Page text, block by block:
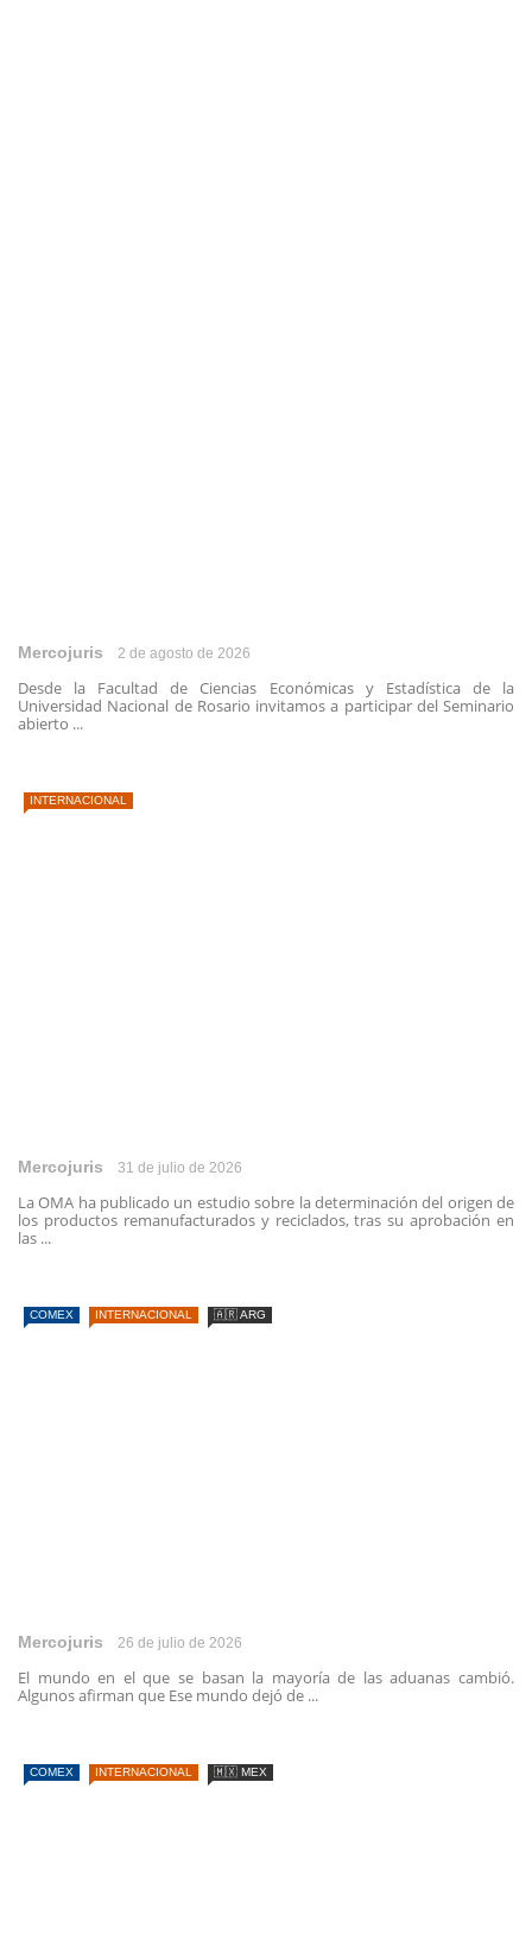
Mercojuris 2 de agosto de 2026
Desde la Facultad de Ciencias Económicas y Estadística de la
Universidad Nacional de Rosario invitamos a participar del Seminario
abierto ...
INTERNACIONAL
Mercojuris 31 de julio de 2026
La OMA ha publicado un estudio sobre la determinación del origen de
los productos remanufacturados y reciclados, tras su aprobación en
las ...
COMEX INTERNACIONAL 🇦🇷 ARG
Mercojuris 26 de julio de 2026
El mundo en el que se basan la mayoría de las aduanas cambió.
Algunos afirman que Ese mundo dejó de ...
COMEX INTERNACIONAL 🇲🇽 MEX